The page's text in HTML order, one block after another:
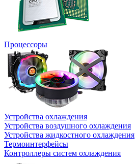
Процессоры
Устройства охлаждения
Устройства воздушного охлаждения
Устройства жидкостного охлаждения
Термоинтерфейсы
Контроллеры систем охлаждения